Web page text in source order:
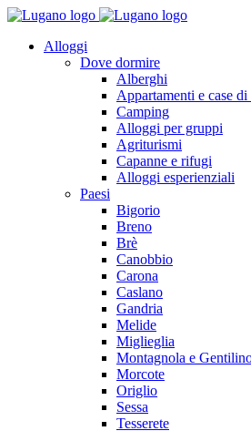
Alloggi
Dove dormire
Alberghi
Appartamenti e case di
Camping
Alloggi per gruppi
Agriturismi
Capanne e rifugi
Alloggi esperienziali
Paesi
Bigorio
Breno
Brè
Canobbio
Carona
Caslano
Gandria
Melide
Miglieglia
Montagnola e
Morcote
Origlio
Sessa
Tesserete